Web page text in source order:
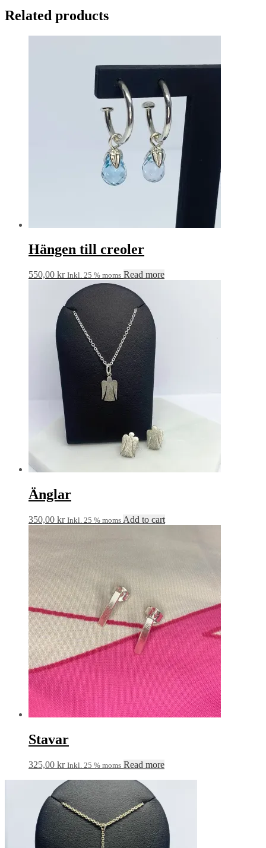
Related products
Hängen till creoler
550,00 kr Inkl. 25 % moms Read more
Änglar
350,00 kr Inkl. 25 % moms Add to cart
Stavar
325,00 kr Inkl. 25 % moms Read more